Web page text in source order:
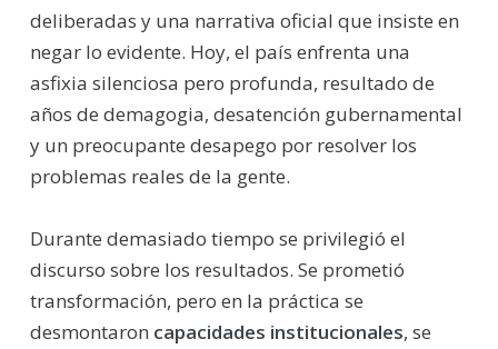
deliberadas y una narrativa oficial que insiste en
negar lo evidente. Hoy, el país enfrenta una
asfixia silenciosa pero profunda, resultado de
años de demagogia, desatención gubernamental
y un preocupante desapego por resolver los
problemas reales de la gente.
Durante demasiado tiempo se privilegió el
discurso sobre los resultados. Se prometió
transformación, pero en la práctica se
desmontaron capacidades institucionales, se